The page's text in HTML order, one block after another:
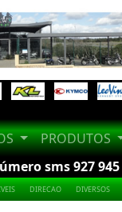
PRODUTOS
sms 927
DIRECAO DIVERSOS